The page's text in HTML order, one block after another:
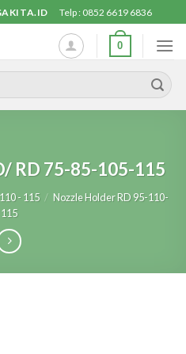
Telp : 0852 6619 6836
0
RD 75-85-105-115
- 115 / Nozzle Holder RD 95-110-
115